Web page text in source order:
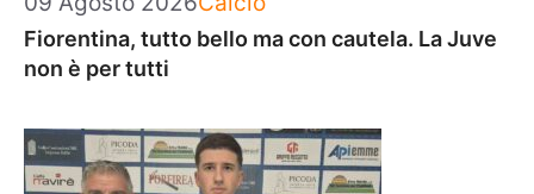
Fiorentina, tutto bello ma con cautela. La Juve
non è per tutti